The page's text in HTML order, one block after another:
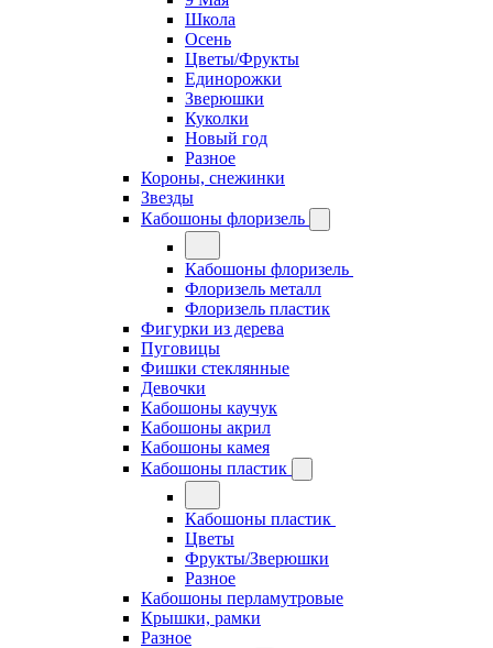
Школа
Осень
Цветы/Фрукты
Единорожки
Зверюшки
Куколки
Новый год
Разное
Короны, снежинки
Звезды
Кабошоны флоризель
Кабошоны флоризель
Флоризель металл
Флоризель пластик
Фигурки из дерева
Пуговицы
Фишки стеклянные
Девочки
Кабошоны каучук
Кабошоны акрил
Кабошоны камея
Кабошоны пластик
Кабошоны пластик
Цветы
Фрукты/Зверюшки
Разное
Кабошоны перламутровые
Крышки, рамки
Разное